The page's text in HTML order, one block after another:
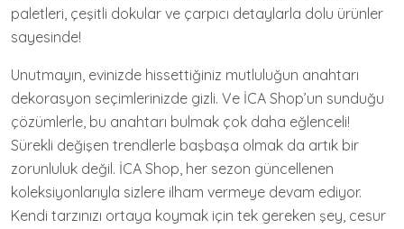
paletleri, çeşitli dokular ve çarpıcı detaylarla dolu ürünler
sayesinde!
Unutmayın, evinizde hissettiğiniz mutluluğun anahtarı
dekorasyon seçimlerinizde gizli. Ve İCA Shop’un sunduğu
çözümlerle, bu anahtarı bulmak çok daha eğlenceli!
Sürekli değişen trendlerle başbaşa olmak da artık bir
zorunluluk değil. İCA Shop, her sezon güncellenen
koleksiyonlarıyla sizlere ilham vermeye devam ediyor.
Kendi tarzınızı ortaya koymak için tek gereken şey, cesur